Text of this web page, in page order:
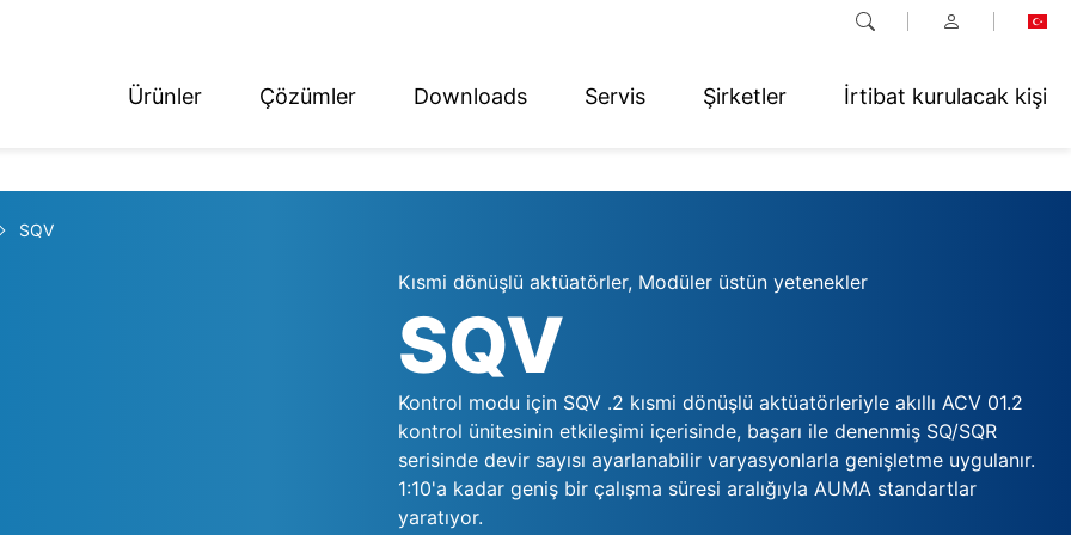
Ürünler Çözümler Downloads Servis Şirketler İrtibat kurulacak kişi
SQV
Kısmi dönüşlü aktüatörler, Modüler üstün yetenekler
SQV
Kontrol modu için SQV .2 kısmi dönüşlü aktüatörleriyle akıllı ACV 01.2
kontrol ünitesinin etkileşimi içerisinde, başarı ile denenmiş SQ/SQR
serisinde devir sayısı ayarlanabilir varyasyonlarla genişletme uygulanır.
1:10'a kadar geniş bir çalışma süresi aralığıyla AUMA standartlar
yaratıyor.